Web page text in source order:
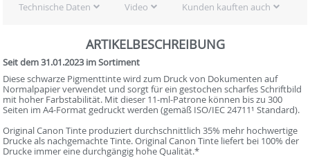
Technische Daten Video Kunden kauften auch
ARTIKELBESCHREIBUNG
Seit dem 31.01.2023 im Sortiment
Diese schwarze Pigmenttinte wird zum Druck von Dokumenten auf
Normalpapier verwendet und sorgt für ein gestochen scharfes Schriftbild
mit hoher Farbstabilität. Mit dieser 11-ml-Patrone können bis zu 300
Seiten im A4-Format gedruckt werden (gemäß ISO/IEC 24711¹ Standard).
Original Canon Tinte produziert durchschnittlich 35% mehr hochwertige
Drucke als nachgemachte Tinte. Original Canon Tinte liefert bei 100% der
Drucke immer eine durchgängig hohe Qualität.*